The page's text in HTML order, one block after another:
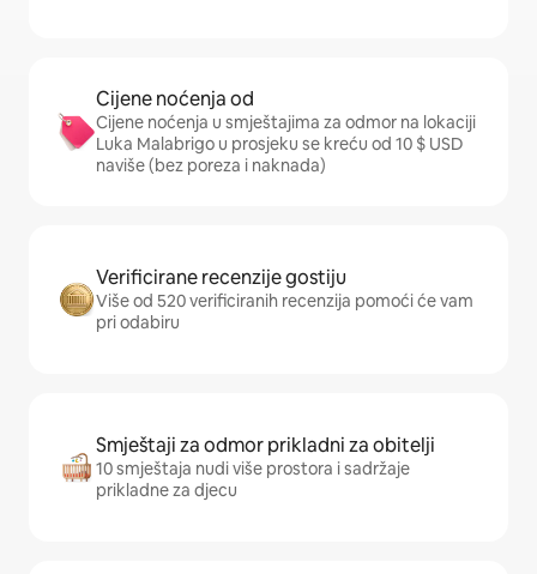
Cijene noćenja od
Cijene noćenja u smještajima za odmor na lokaciji
Luka Malabrigo u prosjeku se kreću od 10 $ USD
naviše (bez poreza i naknada)
Verificirane recenzije gostiju
Više od 520 verificiranih recenzija pomoći će vam
pri odabiru
Smještaji za odmor prikladni za obitelji
10 smještaja nudi više prostora i sadržaje
prikladne za djecu